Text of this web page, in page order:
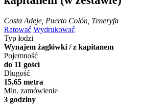
Costa Adeje, Puerto Colón, Teneryfa
Ratować Wydrukować
Typ łodzi
Wynajem żaglówki / z kapitanem
Pojemność
do 11 gości
Długość
15,65 metra
Min. zamówienie
3 godziny